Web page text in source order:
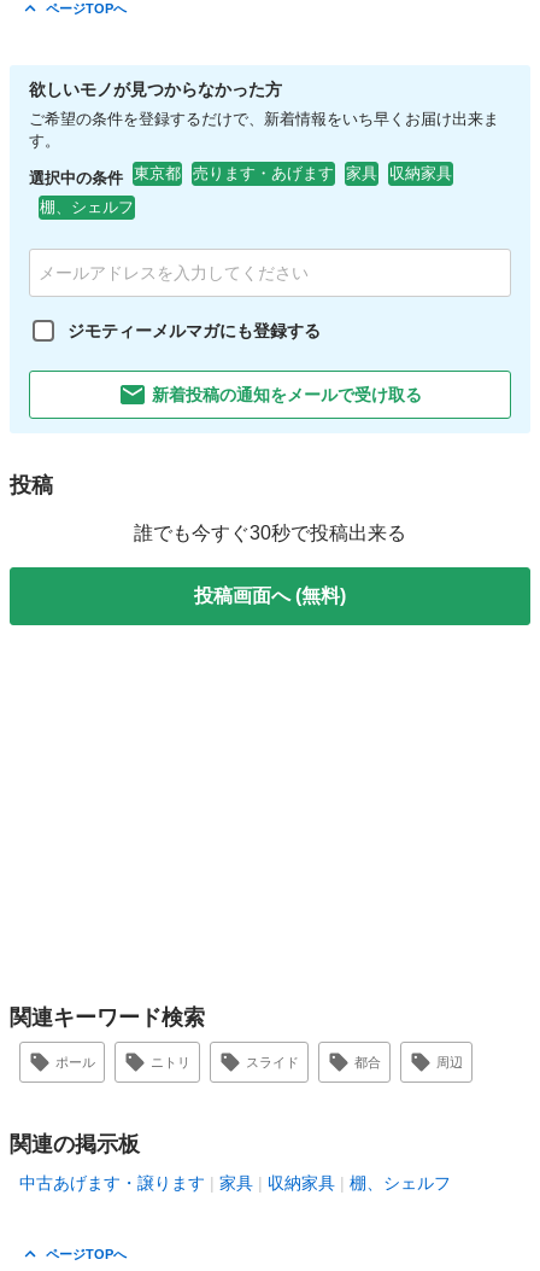
ページTOPへ
欲しいモノが見つからなかった方
ご希望の条件を登録するだけで、新着情報をいち早くお届け出来ま
す。
選択中の条件 東京都 売ります・あげます 家具
収納家具
棚、シェルフ
ジモティーメルマガにも登録する
新着投稿の通知をメールで受け取る
投稿
誰でも今すぐ30秒で投稿出来る
投稿画面へ (無料)
関連キーワード検索
ポール ニトリ スライド 都合 周辺
関連の掲示板
中古あげます・譲ります 家具 収納家具 棚、シェルフ
ページTOPへ